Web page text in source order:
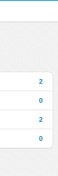
2
0
2
0